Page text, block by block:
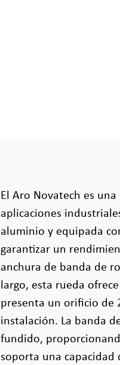
El Aro Novatech es
aplicaciones
aluminio y equipada
garantizar un
anchura de banda de
largo, esta rueda
presenta un orificio de
instalación. La banda
fundido,
soporta una capacidad